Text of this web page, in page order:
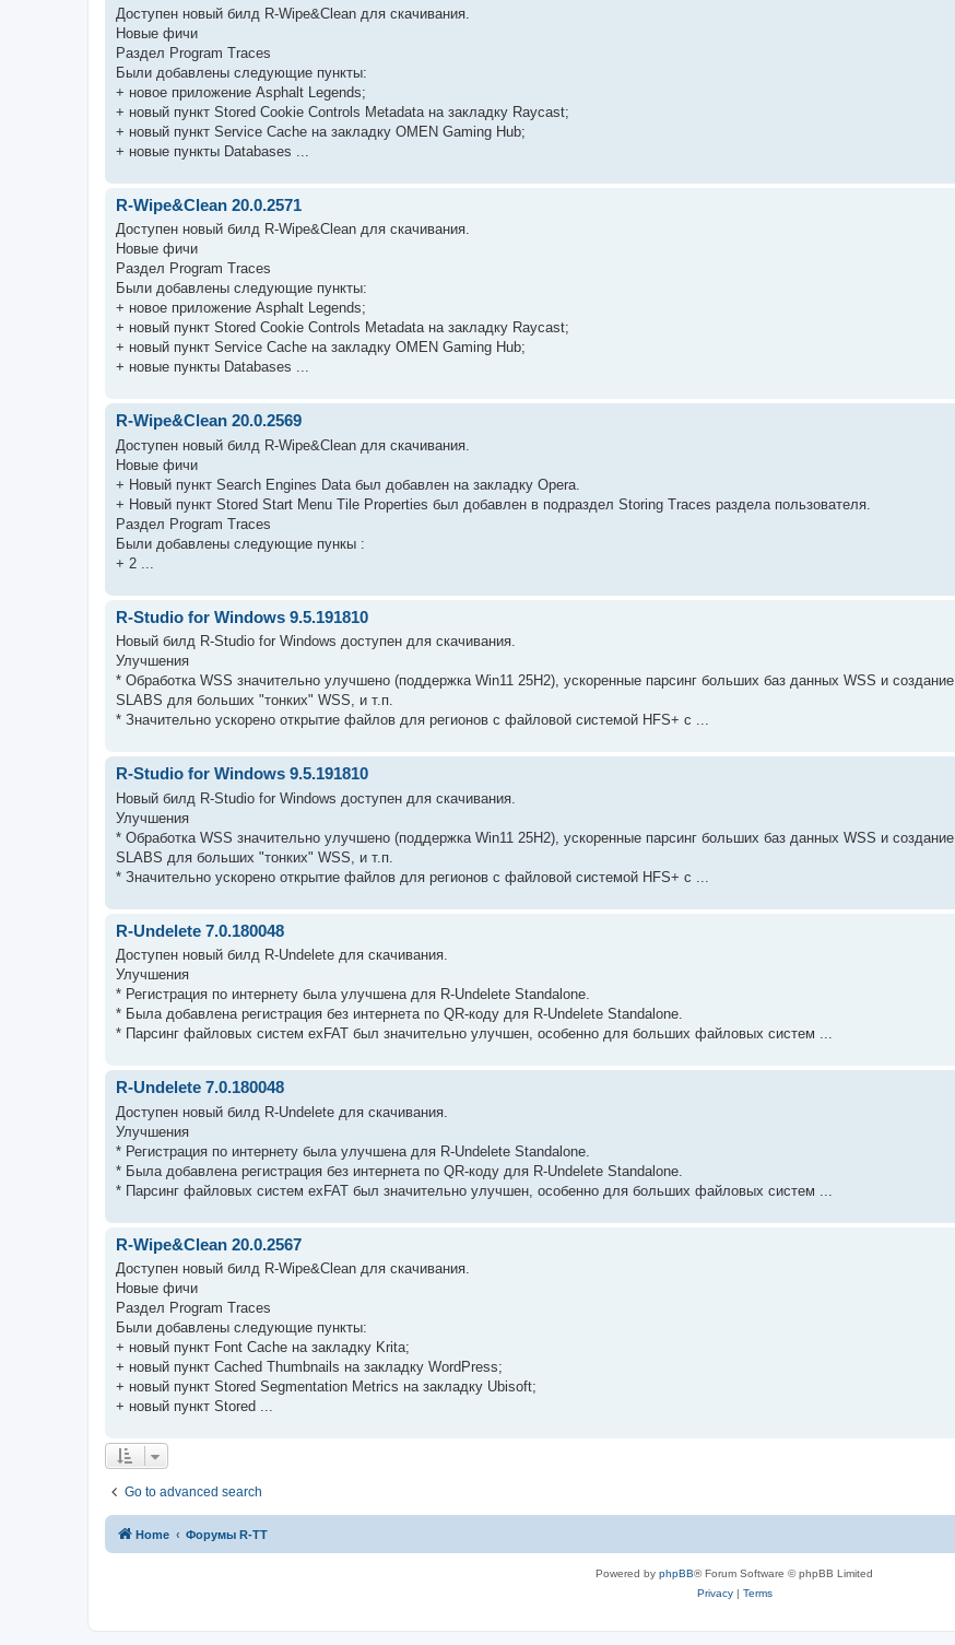
Доступен новый билд R-Wipe&Clean для скачивания.
Новые фичи
Раздел Program Traces
Были добавлены следующие пункты:
+ новое приложение Asphalt Legends;
+ новый пункт Stored Cookie Controls Metadata на закладку Raycast;
+ новый пункт Service Cache на закладку OMEN Gaming Hub;
+ новые пункты Databases ...
R-Wipe&Clean 20.0.2571
Доступен новый билд R-Wipe&Clean для скачивания.
Новые фичи
Раздел Program Traces
Были добавлены следующие пункты:
+ новое приложение Asphalt Legends;
+ новый пункт Stored Cookie Controls Metadata на закладку Raycast;
+ новый пункт Service Cache на закладку OMEN Gaming Hub;
+ новые пункты Databases ...
R-Wipe&Clean 20.0.2569
Доступен новый билд R-Wipe&Clean для скачивания.
Новые фичи
+ Новый пункт Search Engines Data был добавлен на закладку Opera.
+ Новый пункт Stored Start Menu Tile Properties был добавлен в подраздел Storing Traces раздела пользователя.
Раздел Program Traces
Были добавлены следующие пункы :
+ 2 ...
R-Studio for Windows 9.5.191810
Новый билд R-Studio for Windows доступен для скачивания.
Улучшения
* Обработка WSS значительно улучшено (поддержка Win11 25H2), ускоренные парсинг больших баз данных WSS и создание
SLABS для больших "тонких" WSS, и т.п.
* Значительно ускорено открытие файлов для регионов с файловой системой HFS+ с ...
R-Studio for Windows 9.5.191810
Новый билд R-Studio for Windows доступен для скачивания.
Улучшения
* Обработка WSS значительно улучшено (поддержка Win11 25H2), ускоренные парсинг больших баз данных WSS и создание
SLABS для больших "тонких" WSS, и т.п.
* Значительно ускорено открытие файлов для регионов с файловой системой HFS+ с ...
R-Undelete 7.0.180048
Доступен новый билд R-Undelete для скачивания.
Улучшения
* Регистрация по интернету была улучшена для R-Undelete Standalone.
* Была добавлена регистрация без интернета по QR-коду для R-Undelete Standalone.
* Парсинг файловых систем exFAT был значительно улучшен, особенно для больших файловых систем ...
R-Undelete 7.0.180048
Доступен новый билд R-Undelete для скачивания.
Улучшения
* Регистрация по интернету была улучшена для R-Undelete Standalone.
* Была добавлена регистрация без интернета по QR-коду для R-Undelete Standalone.
* Парсинг файловых систем exFAT был значительно улучшен, особенно для больших файловых систем ...
R-Wipe&Clean 20.0.2567
Доступен новый билд R-Wipe&Clean для скачивания.
Новые фичи
Раздел Program Traces
Были добавлены следующие пункты:
+ новый пункт Font Cache на закладку Krita;
+ новый пункт Cached Thumbnails на закладку WordPress;
+ новый пункт Stored Segmentation Metrics на закладку Ubisoft;
+ новый пункт Stored ...
Go to advanced search
Home Форумы R-TT
Powered by phpBB® Forum Software © phpBB Limited
Privacy| Terms